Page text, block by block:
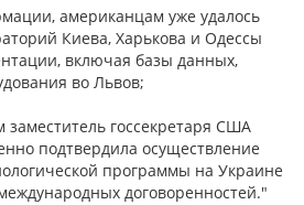
американцам уже удалось
Киева, Харькова и Одессы
включая базы данных,
во Львов;
госсекретаря США
подтвердила осуществление
программы на Украине
договоренностей."